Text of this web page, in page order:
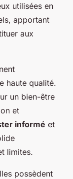
utilisées en
apportant
aux
haute qualité.
un bien-être
et
informé et
limites.
possèdent